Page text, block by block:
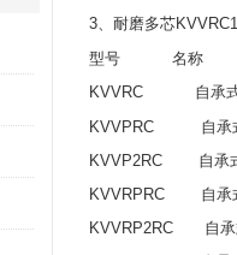
3、耐磨多芯
型号
名称
KVVRC
自承式铜
KVVPRC 自承式铜
KVVP2RC
自承式
KVVRPRC
自承式
KVVRP2RC 自承式